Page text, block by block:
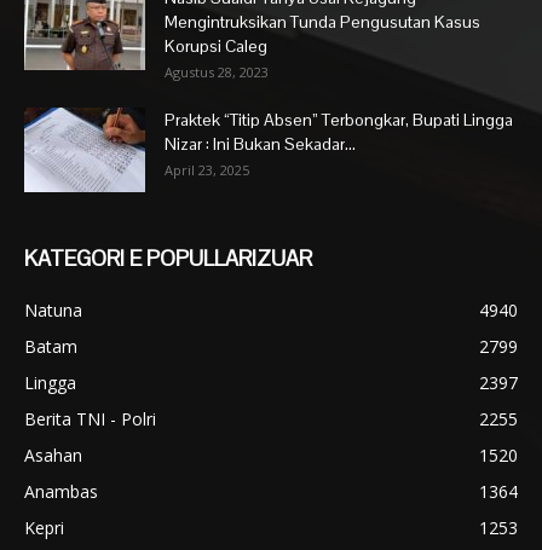
Mengintruksikan Tunda Pengusutan Kasus
Korupsi Caleg
Agustus 28, 2023
Praktek “Titip Absen” Terbongkar, Bupati Lingga
Nizar : Ini Bukan Sekadar...
April 23, 2025
KATEGORI E POPULLARIZUAR
Natuna
4940
Batam
2799
Lingga
2397
Berita TNI - Polri
2255
Asahan
1520
Anambas
1364
Kepri
1253